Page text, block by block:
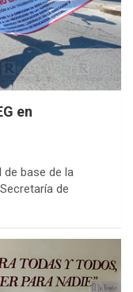
en
base de la
de